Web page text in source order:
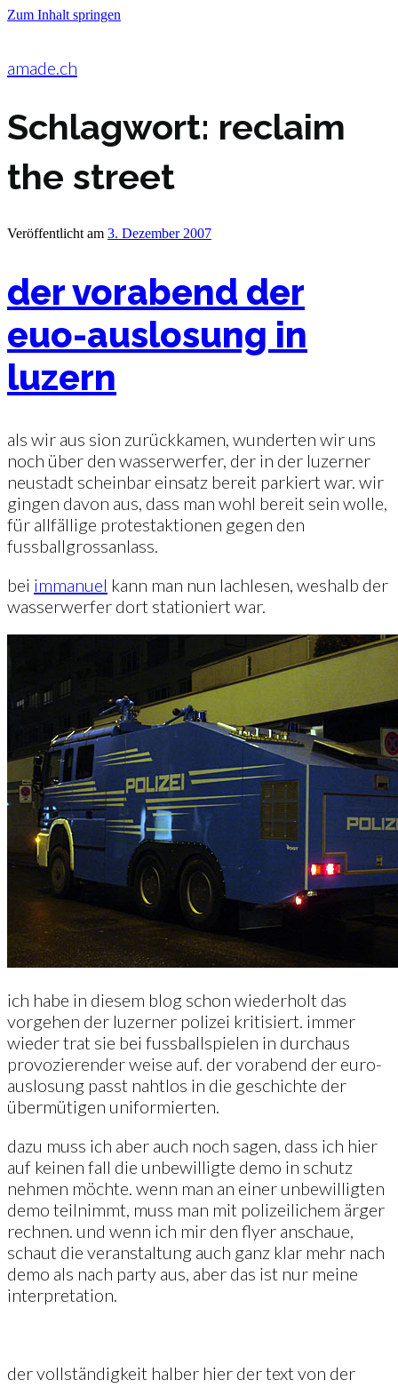
Zum Inhalt springen
amade.ch
Schlagwort: reclaim
the street
Veröffentlicht am 3. Dezember 2007
der vorabend der
euo-auslosung in
luzern
als wir aus sion zurückkamen, wunderten wir uns
noch über den wasserwerfer, der in der luzerner
neustadt scheinbar einsatz bereit parkiert war. wir
gingen davon aus, dass man wohl bereit sein wolle,
für allfällige protestaktionen gegen den
fussballgrossanlass.
bei immanuel kann man nun lachlesen, weshalb der
wasserwerfer dort stationiert war.
ich habe in diesem blog schon wiederholt das
vorgehen der luzerner polizei kritisiert. immer
wieder trat sie bei fussballspielen in durchaus
provozierender weise auf. der vorabend der euro-
auslosung passt nahtlos in die geschichte der
übermütigen uniformierten.
dazu muss ich aber auch noch sagen, dass ich hier
auf keinen fall die unbewilligte demo in schutz
nehmen möchte. wenn man an einer unbewilligten
demo teilnimmt, muss man mit polizeilichem ärger
rechnen. und wenn ich mir den flyer anschaue,
schaut die veranstaltung auch ganz klar mehr nach
demo als nach party aus, aber das ist nur meine
interpretation.
der vollständigkeit halber hier der text von der